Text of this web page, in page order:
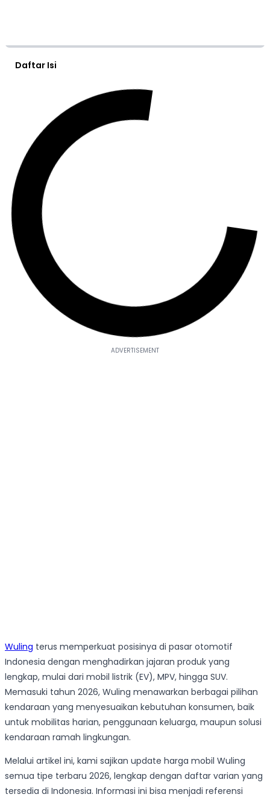
Daftar Isi
Wuling terus memperkuat posisinya di pasar otomotif
Indonesia dengan menghadirkan jajaran produk yang
lengkap, mulai dari mobil listrik (EV), MPV, hingga SUV.
Memasuki tahun 2026, Wuling menawarkan berbagai pilihan
kendaraan yang menyesuaikan kebutuhan konsumen, baik
untuk mobilitas harian, penggunaan keluarga, maupun solusi
kendaraan ramah lingkungan.
Melalui artikel ini, kami sajikan update harga mobil Wuling
semua tipe terbaru 2026, lengkap dengan daftar varian yang
tersedia di Indonesia. Informasi ini bisa menjadi referensi